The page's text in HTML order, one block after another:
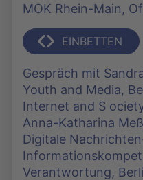
MOK Rhein-Main,
EINBETTEN
Gespräch mit
Youth and Media,
Internet and S
Anna-Katharina
Digitale
Verantwortung,